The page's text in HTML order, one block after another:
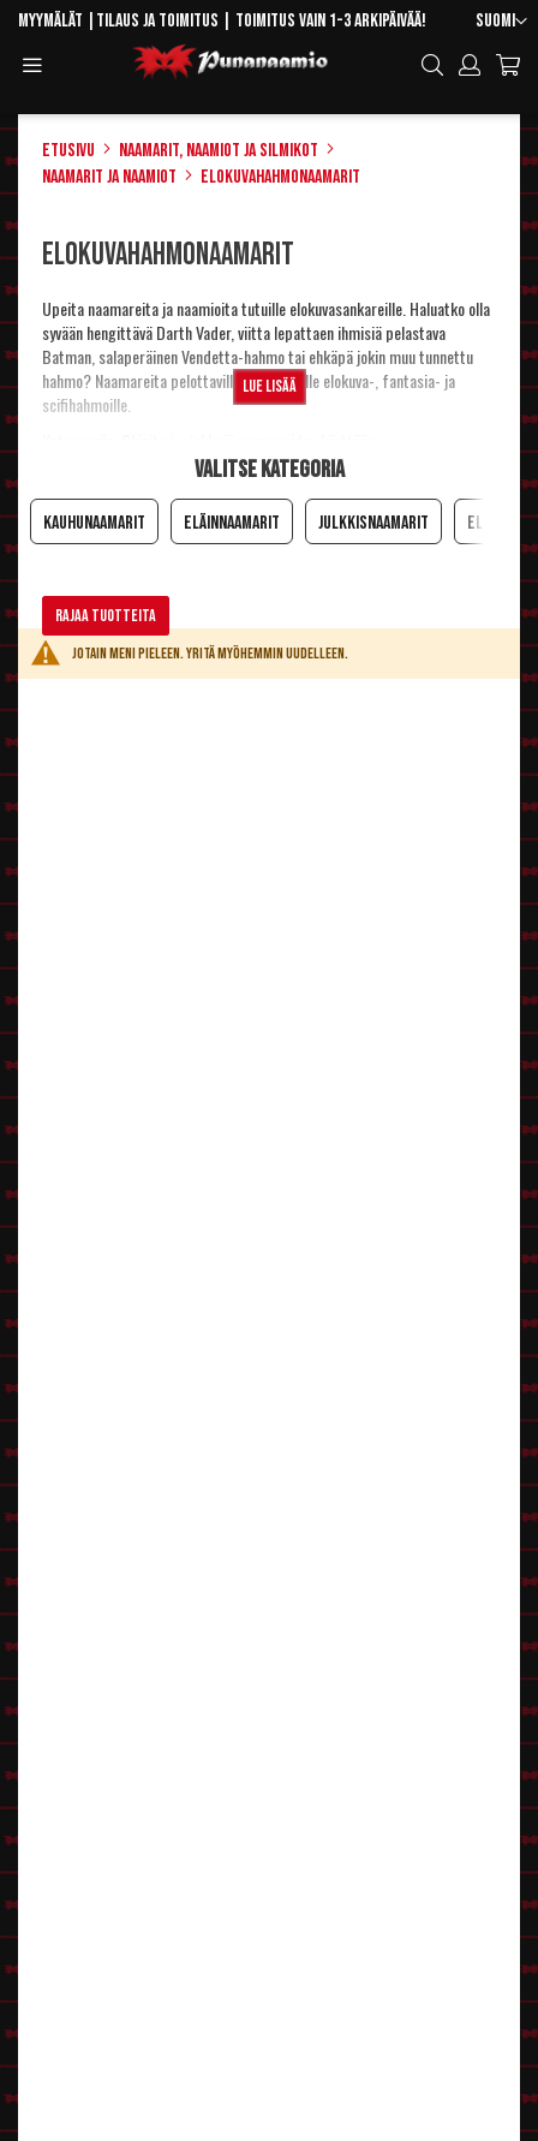
Skip
Content
Kieli
Suomi
Myymälät Tilaus ja toimitus | Toimitus vain 1-3 arkipäivää!
Hae
Etusivu
Naamarit, naamiot ja silmikot
Naamarit ja naamiot
Elokuvahahmonaamarit
Elokuvahahmonaamarit
Upeita naamareita ja naamioita tutuille elokuvasankareille. Haluatko olla
syvään hengittävä Darth Vader, viitta lepattaen ihmisiä pelastava
Batman, salaperäinen Vendetta-hahmo tai ehkäpä jokin muu tunnettu
hahmo? Naamareita pelottaville ja hauskoille elokuva-, fantasia- ja
scifihahmoille.
Lue lisää
Valitse kategoria
Kauhunaamarit Eläinnaamarit Julkkisnaamarit
Rajaa tuotteita
Jotain meni pieleen. Yritä myöhemmin uudelleen.